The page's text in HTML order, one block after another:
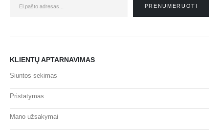
KLIENTŲ APTARNAVIMAS
Siuntos sekimas
Pristatymas
Mano užsakymai